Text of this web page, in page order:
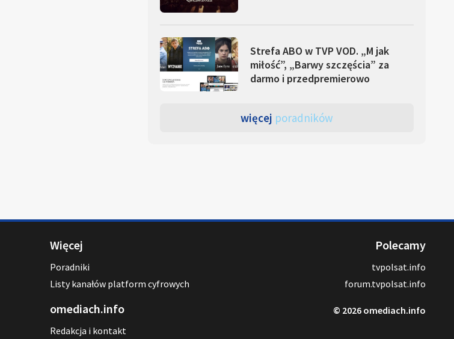
Strefa ABO w TVP VOD. „M jak
miłość”, „Barwy szczęścia” za
darmo i przedpremierowo
więcej poradników
Więcej
Poradniki
Listy kanałów platform cyfrowych
omediach.info
Redakcja i kontakt
Polecamy
tvpolsat.info
forum.tvpolsat.info
© 2026 omediach.info